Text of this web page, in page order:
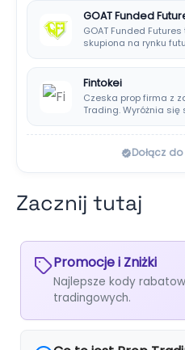
GOAT Funded
GOAT Funded
skupiona na rynku
Fintokei
Czeska prop firma z
Trading. Wyróżnia
Dołącz
Zacznij tutaj
Promocje i Zniżki
Najlepsze kody
tradingowych.